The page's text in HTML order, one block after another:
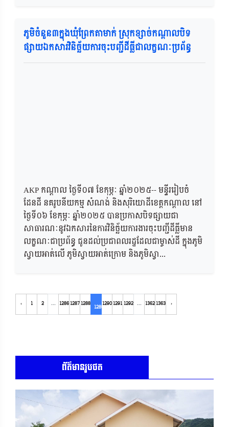
ភូមិចំនួន៣ក្នុងឃុំព្រែកតាមាក់ ស្រុកខ្សាច់កណ្តាលបិទ
ផ្សាយឯកសារវិនិច្ឆ័យការចុះបញ្ជីដីធ្លីជាលក្ខណៈប្រព័ន្ធ
AKP កណ្ដាល ថ្ងៃទី០៧ ខែកុម្ភៈ ឆ្នាំ២០២៥-- មន្ទីររៀបចំ
ដែនដី នគរូបនីយកម្ម សំណង់ និងសុរិយោដីខេត្តកណ្តាល នៅ
ថ្ងៃទី០៦ ខែកុម្ភៈ ឆ្នាំ២០២៥ បានប្រកាសបិទផ្សាយជា
សាធារណៈនូវឯកសារនៃការវិនិច្ឆ័យការងារចុះបញ្ជីដីធ្លីមាន
លក្ខណៈជាប្រព័ន្ធ ជូនដល់ប្រជាពលរដ្ឋដែលជាម្ចាស់ដី ក្នុងភូមិ
ស្វាយអាត់លើ ភូមិស្វាយអាត់ក្រោម និងភូមិស្វា...
‹ 1 2 ... 1286 1287 1288 12891290 1291 1292 ... 1362 1363 ›
ព័ត៌មានរូបថត